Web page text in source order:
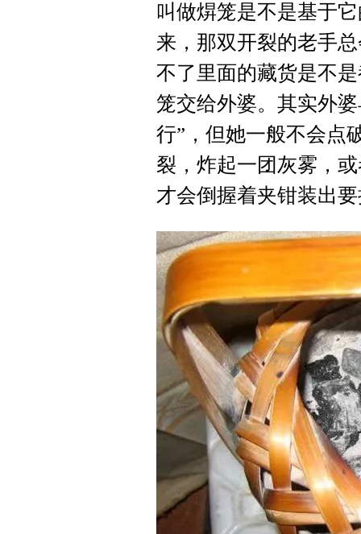
叫做焺笼是不是基于
来，那双开裂的老手
不了里面的藏货是不
笼交给外婆。其实外
行”，但她一般不会点
裂，炸起一团灰雾，
才会倒握着夹钳装出